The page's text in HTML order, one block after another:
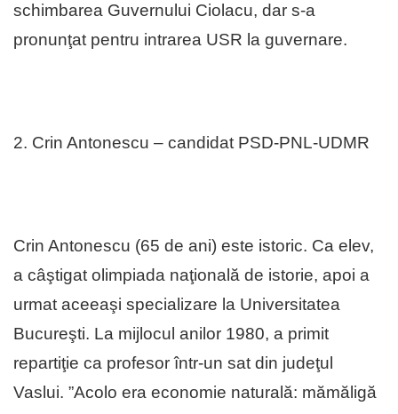
schimbarea Guvernului Ciolacu, dar s-a
pronunţat pentru intrarea USR la guvernare.
2. Crin Antonescu – candidat PSD-PNL-UDMR
Crin Antonescu (65 de ani) este istoric. Ca elev,
a câştigat olimpiada naţională de istorie, apoi a
urmat aceeaşi specializare la Universitatea
Bucureşti. La mijlocul anilor 1980, a primit
repartiţie ca profesor într-un sat din judeţul
Vaslui. ”Acolo era economie naturală: mămăligă